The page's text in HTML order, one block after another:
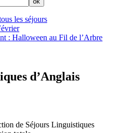
les séjours
: Halloween au Fil de l’Arbre
d’Anglais
de Séjours Linguistiques